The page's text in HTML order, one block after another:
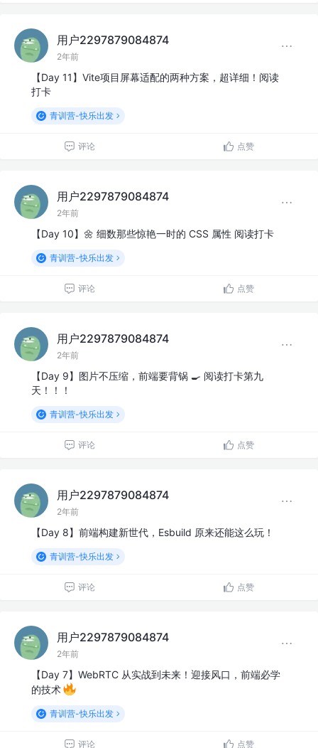
用户2297879084874
2年前
【Day 11】Vite项目屏幕适配的两种方案，超详细！阅读
打卡
青训营-快乐出发
评论 点赞
用户2297879084874
2年前
【Day 10】🌼 细数那些惊艳一时的 CSS 属性 阅读打卡
青训营-快乐出发
评论 点赞
用户2297879084874
2年前
【Day 9】图片不压缩，前端要背锅 🍳 阅读打卡第九
天！！！
青训营-快乐出发
评论 点赞
用户2297879084874
2年前
【Day 8】前端构建新世代，Esbuild 原来还能这么玩！
青训营-快乐出发
评论 点赞
用户2297879084874
2年前
【Day 7】WebRTC 从实战到未来！迎接风口，前端必学
的技术
青训营-快乐出发
评论 点赞